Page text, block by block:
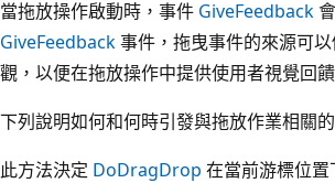
當拖放操作啟動時，事件 GiveFeedback
GiveFeedback事件，拖曳事件的來源可
觀，以便在拖放操作中提供使用者視覺回饋
下列說明如何和何時引發與拖放作業相關
此方法決定 DoDragDrop 在當前游標位